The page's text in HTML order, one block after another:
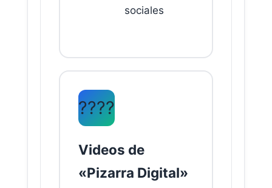
sociales
????
Videos de
«Pizarra Digital»